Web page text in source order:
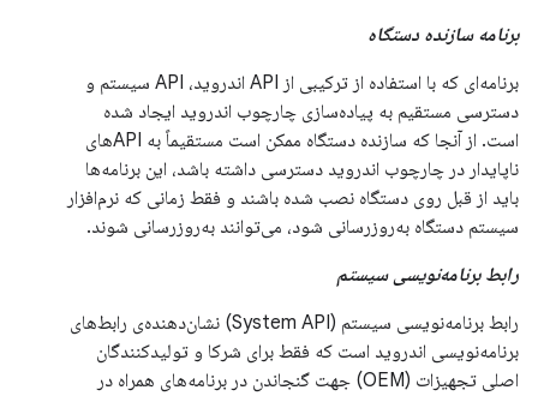
برنامه سازنده دستگاه
برنامه‌ای که با استفاده از ترکیبی از API اندروید، API سیستم و
دسترسی مستقیم به پیاده‌سازی چارچوب اندروید ایجاد شده
است. از آنجا که سازنده دستگاه ممکن است مستقیماً به APIهای
ناپایدار در چارچوب اندروید دسترسی داشته باشد، این برنامه‌ها
باید از قبل روی دستگاه نصب شده باشند و فقط زمانی که نرم‌افزار
سیستم دستگاه به‌روزرسانی شود، می‌توانند به‌روزرسانی شوند.
رابط برنامه‌نویسی سیستم
رابط برنامه‌نویسی سیستم (System API) نشان‌دهنده‌ی رابط‌های
برنامه‌نویسی اندروید است که فقط برای شرکا و تولیدکنندگان
اصلی تجهیزات (OEM) جهت گنجاندن در برنامه‌های همراه در